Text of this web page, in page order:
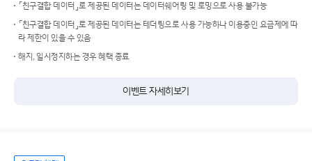
「친구결합 데이터」로 제공된 데이터는 데이터쉐어링 및 로밍으로 사용 불가능
「친구결합 데이터」로 제공된 데이터는 테더링으로 사용 가능하나 이용중인 요금제에 따
라 제한이 있을 수 있음
해지, 일시정지하는 경우 혜택 종료
이벤트 자세히보기